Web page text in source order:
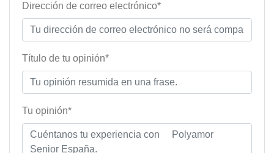
Dirección de correo electrónico*
Título de tu opinión*
Tu opinión*